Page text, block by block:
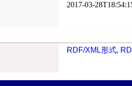
2017-03-
RDF/XML形式,